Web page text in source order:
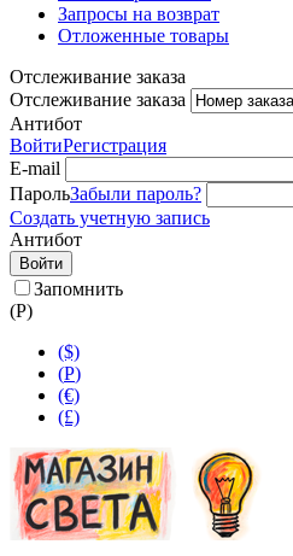
Запросы на возврат
Отложенные товары
Отслеживание заказа
Отслеживание заказа
Антибот
ВойтиРегистрация
E-mail
ПарольЗабыли пароль?
Создать учетную запись
Антибот
Войти
Запомнить
(Р)
($)
(Р)
(€)
(£)